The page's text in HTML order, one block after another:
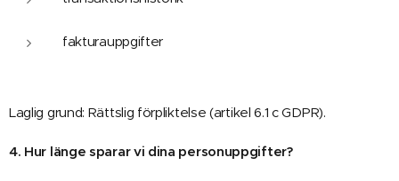
fakturauppgifter
Laglig grund: Rättslig förpliktelse (artikel 6.1 c GDPR).
4. Hur länge sparar vi dina personuppgifter?